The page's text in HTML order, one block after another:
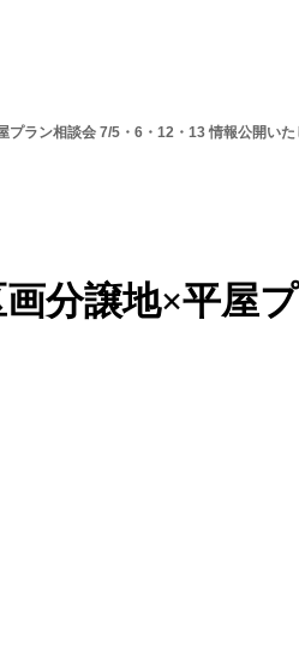
プラン相談会 7/5・6・12・13 情報公開いた
分譲地×平屋